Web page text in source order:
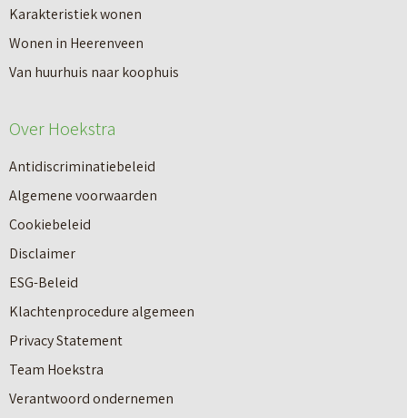
Karakteristiek wonen
Wonen in Heerenveen
Van huurhuis naar koophuis
Over Hoekstra
Antidiscriminatiebeleid
Algemene voorwaarden
Cookiebeleid
Disclaimer
ESG-Beleid
Klachtenprocedure algemeen
Privacy Statement
Team Hoekstra
Verantwoord ondernemen